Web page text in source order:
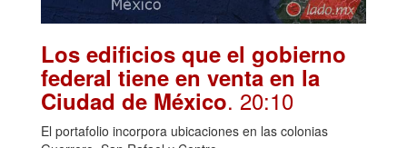
Los edificios que el gobierno
federal tiene en venta en la
Ciudad de México. 20:10
El portafolio incorpora ubicaciones en las colonias